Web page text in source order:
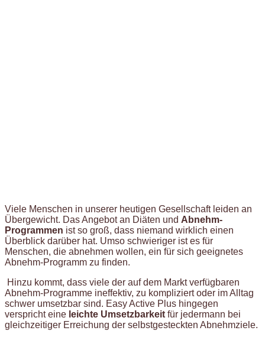
Viele Menschen in unserer heutigen Gesellschaft leiden an
Übergewicht. Das Angebot an Diäten und Abnehm-
Programmen ist so groß, dass niemand wirklich einen
Überblick darüber hat. Umso schwieriger ist es für
Menschen, die abnehmen wollen, ein für sich geeignetes
Abnehm-Programm zu finden.
Hinzu kommt, dass viele der auf dem Markt verfügbaren
Abnehm-Programme ineffektiv, zu kompliziert oder im Alltag
schwer umsetzbar sind. Easy Active Plus hingegen
verspricht eine leichte Umsetzbarkeit für jedermann bei
gleichzeitiger Erreichung der selbstgesteckten Abnehmziele.